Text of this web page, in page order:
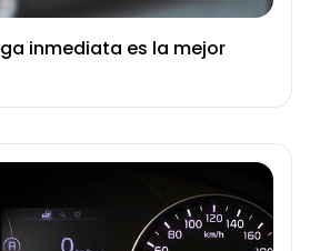
inmediata es la mejor